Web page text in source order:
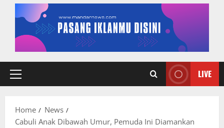
Primary
LIVE
Home
News
Cabuli Anak Dibawah Umur, Pemuda Ini Diamankan